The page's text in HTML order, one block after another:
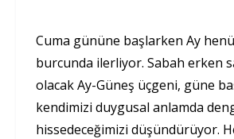
Cuma gününe başlarken Ay
burcunda ilerliyor. Sabah erken
olacak Ay-Güneş üçgeni, güne
kendimizi duygusal anlamda
hissedeceğimizi düşündürüyor.